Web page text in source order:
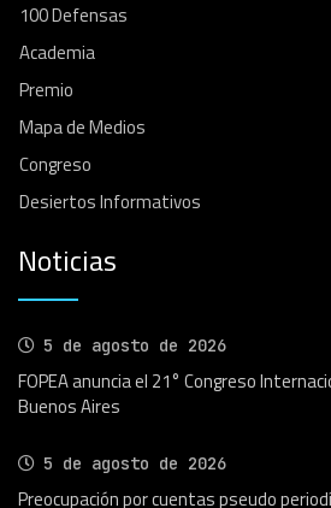
100 Defensas
Academia
Premio
Mapa de Medios
Congreso
Desiertos Informativos
Noticias
5 de agosto de 2026
FOPEA anuncia el 21° Congreso
Buenos Aires
5 de agosto de 2026
Preocupación por cuentas pseudo